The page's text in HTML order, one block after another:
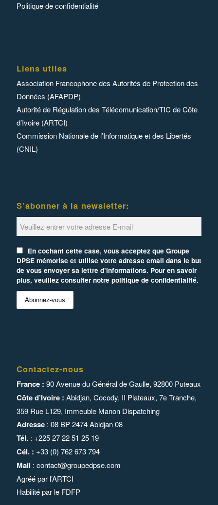
Politique de confidentialité
Liens utiles
Association Francophone des Autorités de Protection des
Données (AFAPDP)
Autorité de Régulation des Télécomunication/TIC de Côte
d’Ivoire (ARTCI)
Commission Nationale de l’Informatique et des Libertés
(CNIL)
S’abonner à la newsletter:
En cochant cette case, vous acceptez que Groupe
DPSE mémorise et utilise votre adresse email dans le but
de vous envoyer sa lettre d’informations. Pour en savoir
plus, veuillez consulter notre politique de confidentialité.
Contactez-nous
France : 90 Avenue du Général de Gaulle, 92800 Puteaux
Côte d’Ivoire : Abidjan, Cocody, II Plateaux, 7e Tranche,
359 Rue L129, Immeuble Manon Dispatching
Adresse: 08 BP 2474 Abidjan 08
Tél.: +225 27 22 51 25 19
Cél. : +33 (0) 762 673 794
Mail : contact@groupedpse.com
Agréé par l’ARTCI
Habilité par le FDFP